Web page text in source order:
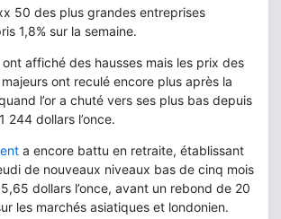
50 des plus grandes entreprises
1,8% sur la semaine.
affiché des hausses mais les prix des
ont reculé encore plus après la
l’or a chuté vers ses plus bas depuis
244 dollars l’once.
a encore battu en retraite, établissant
de nouveaux niveaux bas de cinq mois
dollars l’once, avant un rebond de 20
les marchés asiatiques et londonien.